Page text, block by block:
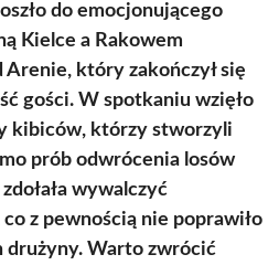
do emocjonującego
Kielce a Rakowem
Arenie, który zakończył się
gości. W spotkaniu wzięło
kibiców, którzy stworzyli
prób odwrócenia losów
wywalczyć
z pewnością nie poprawiło
drużyny. Warto zwrócić